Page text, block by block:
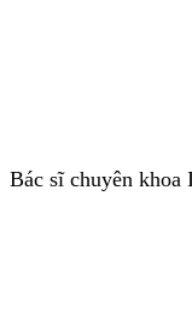
Bác sĩ chuyên